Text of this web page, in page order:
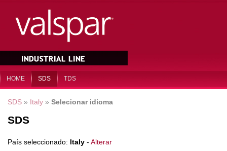
HOME SDS TDS
SDS » Italy » Selecionar idioma
SDS
País seleccionado: Italy - Alterar